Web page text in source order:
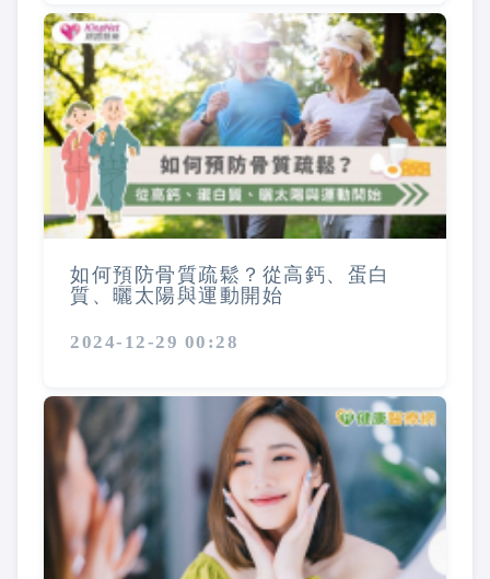
如何預防骨質疏鬆？從高鈣、蛋白
質、曬太陽與運動開始
2024-12-29 00:28